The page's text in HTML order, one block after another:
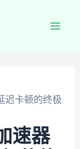
迟卡顿的终极
速器